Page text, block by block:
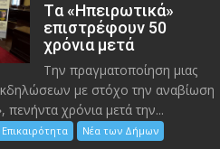
Tα «Ηπειρωτικά»
επιστρέφουν 50
χρόνια μετά
Την πραγματοποίηση μιας
με στόχο την αναβίωση
πενήντα χρόνια μετά την...
Επικαιρότητα
Νέα των Δήμων